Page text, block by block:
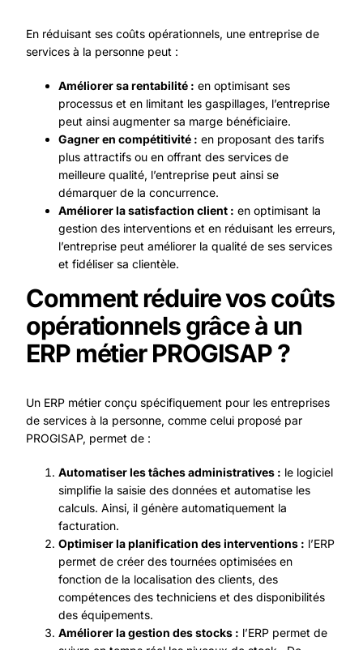
En réduisant ses coûts opérationnels, une entreprise de
services à la personne peut :
Améliorer sa rentabilité : en optimisant ses
processus et en limitant les gaspillages, l’entreprise
peut ainsi augmenter sa marge bénéficiaire.
Gagner en compétitivité : en proposant des tarifs
plus attractifs ou en offrant des services de
meilleure qualité, l’entreprise peut ainsi se
démarquer de la concurrence.
Améliorer la satisfaction client : en optimisant la
gestion des interventions et en réduisant les erreurs,
l’entreprise peut améliorer la qualité de ses services
et fidéliser sa clientèle.
Comment réduire vos coûts
opérationnels grâce à un
ERP métier PROGISAP ?
Un ERP métier conçu spécifiquement pour les entreprises
de services à la personne, comme celui proposé par
PROGISAP, permet de :
Automatiser les tâches administratives : le logiciel
simplifie la saisie des données et automatise les
calculs. Ainsi, il génère automatiquement la
facturation.
Optimiser la planification des interventions : l’ERP
permet de créer des tournées optimisées en
fonction de la localisation des clients, des
compétences des techniciens et des disponibilités
des équipements.
Améliorer la gestion des stocks : l’ERP permet de